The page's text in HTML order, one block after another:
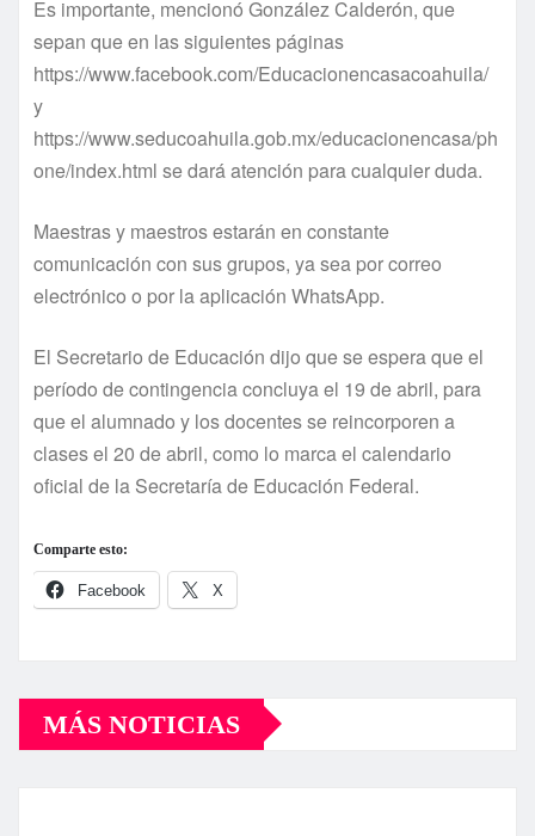
Es importante, mencionó González Calderón, que
sepan que en las siguientes páginas
https://www.facebook.com/Educacionencasacoahuila/
y
https://www.seducoahuila.gob.mx/educacionencasa/ph
one/index.html se dará atención para cualquier duda.
Maestras y maestros estarán en constante
comunicación con sus grupos, ya sea por correo
electrónico o por la aplicación WhatsApp.
El Secretario de Educación dijo que se espera que el
período de contingencia concluya el 19 de abril, para
que el alumnado y los docentes se reincorporen a
clases el 20 de abril, como lo marca el calendario
oficial de la Secretaría de Educación Federal.
Comparte esto:
Facebook X
MÁS NOTICIAS